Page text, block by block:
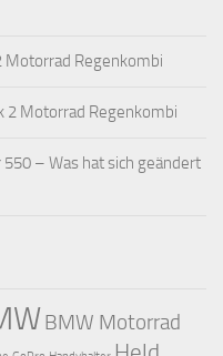
Motorrad Regenkombi
2 Motorrad Regenkombi
– Was hat sich geändert
BMW Motorrad